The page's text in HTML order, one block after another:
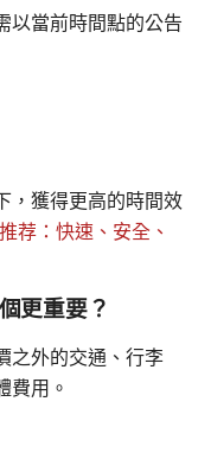
以當前時間點的公告
，獲得更高的時間效
荐：快速、安全、
更重要？
之外的交通、行李
費用。